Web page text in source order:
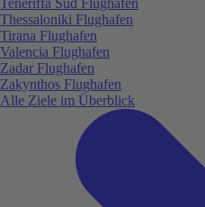
Thessaloniki Flughafen
Tirana Flughafen
Valencia Flughafen
Zadar Flughafen
Zakynthos Flughafen
Alle Ziele im Überblick